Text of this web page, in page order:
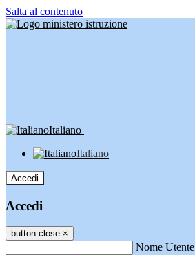
Salta al contenuto
Italiano
Italiano
Accedi
Accedi
button close ×
Nome Utente